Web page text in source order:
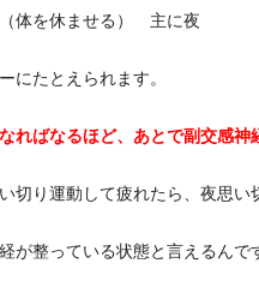
体を休ませる） 主に夜
にたとえられます。
ればなるほど、あとで副交感神
切り運動して疲れたら、夜思い
が整っている状態と言えるんで